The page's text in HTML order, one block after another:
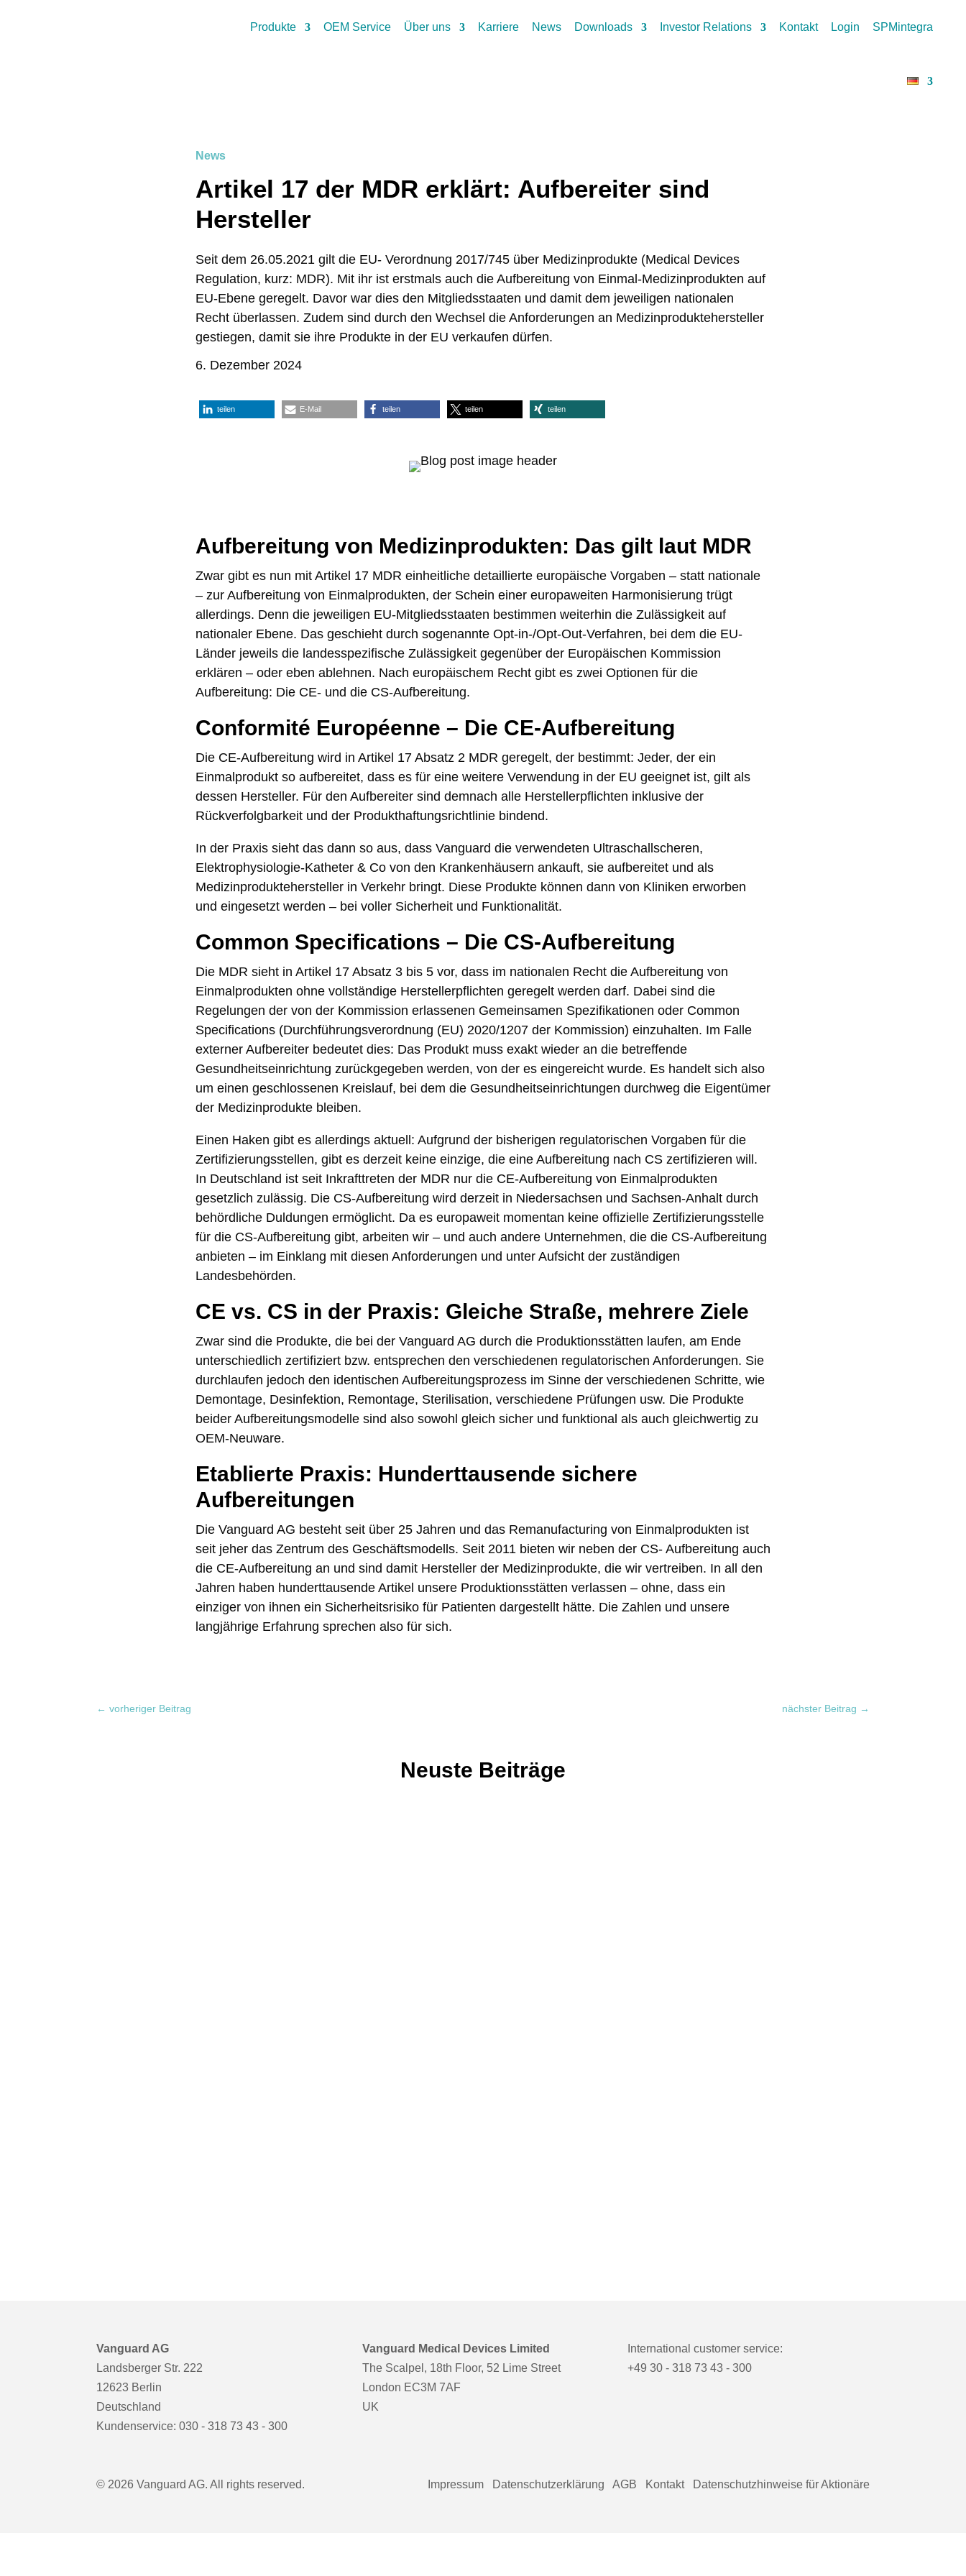
Produkte OEM Service Über uns Karriere News Downloads Investor Relations Kontakt Login SPMintegra
News
Artikel 17 der MDR erklärt: Aufbereiter sind
Hersteller
Seit dem 26.05.2021 gilt die EU- Verordnung 2017/745 über Medizinprodukte (Medical Devices
Regulation, kurz: MDR). Mit ihr ist erstmals auch die Aufbereitung von Einmal-Medizinprodukten auf
EU-Ebene geregelt. Davor war dies den Mitgliedsstaaten und damit dem jeweiligen nationalen
Recht überlassen. Zudem sind durch den Wechsel die Anforderungen an Medizinproduktehersteller
gestiegen, damit sie ihre Produkte in der EU verkaufen dürfen.
6. Dezember 2024
teilen E-Mail teilen teilen teilen
Aufbereitung von Medizinprodukten: Das gilt laut MDR
Zwar gibt es nun mit Artikel 17 MDR einheitliche detaillierte europäische Vorgaben – statt nationale
– zur Aufbereitung von Einmalprodukten, der Schein einer europaweiten Harmonisierung trügt
allerdings. Denn die jeweiligen EU-Mitgliedsstaaten bestimmen weiterhin die Zulässigkeit auf
nationaler Ebene. Das geschieht durch sogenannte Opt-in-/Opt-Out-Verfahren, bei dem die EU-
Länder jeweils die landesspezifische Zulässigkeit gegenüber der Europäischen Kommission
erklären – oder eben ablehnen. Nach europäischem Recht gibt es zwei Optionen für die
Aufbereitung: Die CE- und die CS-Aufbereitung.
Conformité Européenne – Die CE-Aufbereitung
Die CE-Aufbereitung wird in Artikel 17 Absatz 2 MDR geregelt, der bestimmt: Jeder, der ein
Einmalprodukt so aufbereitet, dass es für eine weitere Verwendung in der EU geeignet ist, gilt als
dessen Hersteller. Für den Aufbereiter sind demnach alle Herstellerpflichten inklusive der
Rückverfolgbarkeit und der Produkthaftungsrichtlinie bindend.
In der Praxis sieht das dann so aus, dass Vanguard die verwendeten Ultraschallscheren,
Elektrophysiologie-Katheter & Co von den Krankenhäusern ankauft, sie aufbereitet und als
Medizinproduktehersteller in Verkehr bringt. Diese Produkte können dann von Kliniken erworben
und eingesetzt werden – bei voller Sicherheit und Funktionalität.
Common Specifications – Die CS-Aufbereitung
Die MDR sieht in Artikel 17 Absatz 3 bis 5 vor, dass im nationalen Recht die Aufbereitung von
Einmalprodukten ohne vollständige Herstellerpflichten geregelt werden darf. Dabei sind die
Regelungen der von der Kommission erlassenen Gemeinsamen Spezifikationen oder Common
Specifications (Durchführungsverordnung (EU) 2020/1207 der Kommission) einzuhalten. Im Falle
externer Aufbereiter bedeutet dies: Das Produkt muss exakt wieder an die betreffende
Gesundheitseinrichtung zurückgegeben werden, von der es eingereicht wurde. Es handelt sich also
um einen geschlossenen Kreislauf, bei dem die Gesundheitseinrichtungen durchweg die Eigentümer
der Medizinprodukte bleiben.
Einen Haken gibt es allerdings aktuell: Aufgrund der bisherigen regulatorischen Vorgaben für die
Zertifizierungsstellen, gibt es derzeit keine einzige, die eine Aufbereitung nach CS zertifizieren will.
In Deutschland ist seit Inkrafttreten der MDR nur die CE-Aufbereitung von Einmalprodukten
gesetzlich zulässig. Die CS-Aufbereitung wird derzeit in Niedersachsen und Sachsen-Anhalt durch
behördliche Duldungen ermöglicht. Da es europaweit momentan keine offizielle Zertifizierungsstelle
für die CS-Aufbereitung gibt, arbeiten wir – und auch andere Unternehmen, die die CS-Aufbereitung
anbieten – im Einklang mit diesen Anforderungen und unter Aufsicht der zuständigen
Landesbehörden.
CE vs. CS in der Praxis: Gleiche Straße, mehrere Ziele
Zwar sind die Produkte, die bei der Vanguard AG durch die Produktionsstätten laufen, am Ende
unterschiedlich zertifiziert bzw. entsprechen den verschiedenen regulatorischen Anforderungen. Sie
durchlaufen jedoch den identischen Aufbereitungsprozess im Sinne der verschiedenen Schritte, wie
Demontage, Desinfektion, Remontage, Sterilisation, verschiedene Prüfungen usw. Die Produkte
beider Aufbereitungsmodelle sind also sowohl gleich sicher und funktional als auch gleichwertig zu
OEM-Neuware.
Etablierte Praxis: Hunderttausende sichere
Aufbereitungen
Die Vanguard AG besteht seit über 25 Jahren und das Remanufacturing von Einmalprodukten ist
seit jeher das Zentrum des Geschäftsmodells. Seit 2011 bieten wir neben der CS- Aufbereitung auch
die CE-Aufbereitung an und sind damit Hersteller der Medizinprodukte, die wir vertreiben. In all den
Jahren haben hunderttausende Artikel unsere Produktionsstätten verlassen – ohne, dass ein
einziger von ihnen ein Sicherheitsrisiko für Patienten dargestellt hätte. Die Zahlen und unsere
langjährige Erfahrung sprechen also für sich.
←vorheriger Beitrag nächster Beitrag →
Neuste Beiträge
Vanguard AG
Landsberger Str. 222
12623 Berlin
Deutschland
Kundenservice:030 - 318 73 43 - 300
Vanguard Medical Devices Limited
The Scalpel, 18th Floor, 52 Lime Street
London EC3M 7AF
UK
International customer service:
+49 30 - 318 73 43 - 300
© 2026 Vanguard AG. All rights reserved. Impressum Datenschutzerklärung AGB Kontakt Datenschutzhinweise für Aktionäre